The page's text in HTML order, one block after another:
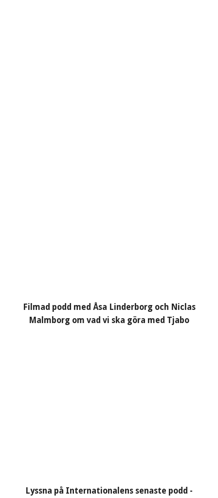
Filmad podd med Åsa Linderborg och Niclas
Malmborg om vad vi ska göra med Tjabo
Lyssna på Internationalens senaste podd -